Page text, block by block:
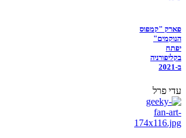
פארק "קמפוס
הנוקמים"
יפתח
בקליפורניה
ב-2021
עדי פרל